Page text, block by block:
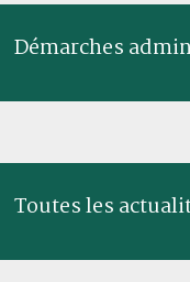
Démarches
Toutes les